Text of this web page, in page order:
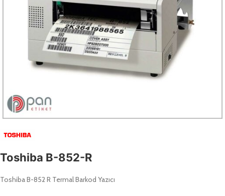
Toshiba B-852-R
Toshiba B-852 R Termal Barkod Yazıcı